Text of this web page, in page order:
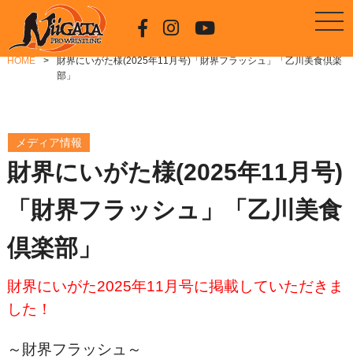
HOME
財界にいがた様(2025年11月号)「財界フラッシュ」「乙川美食倶楽
部」
メディア情報
財界にいがた様(2025年11月号)
「財界フラッシュ」「乙川美食
倶楽部」
財界にいがた2025年11月号に掲載していただきま
した！
～財界フラッシュ～